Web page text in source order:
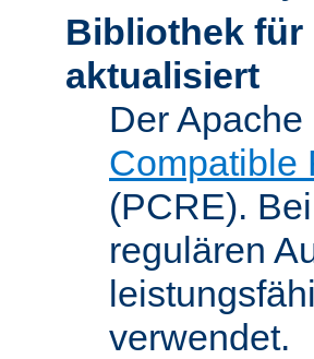
Bibliothek für
aktualisiert
Der
Compatible
(PCRE).
regulären
verwendet.